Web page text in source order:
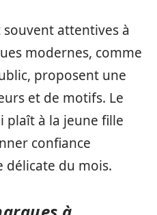
souvent attentives à
modernes, comme
proposent une
et de motifs. Le
plaît à la jeune fille
confiance
délicate du mois.